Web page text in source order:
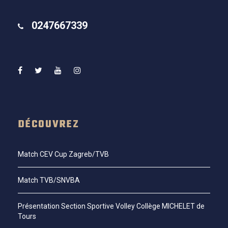
0247667339
DÉCOUVREZ
Match CEV Cup Zagreb/TVB
Match TVB/SNVBA
Présentation Section Sportive Volley Collège MICHELET de
Tours